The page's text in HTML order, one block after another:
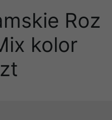
Roz
kolor